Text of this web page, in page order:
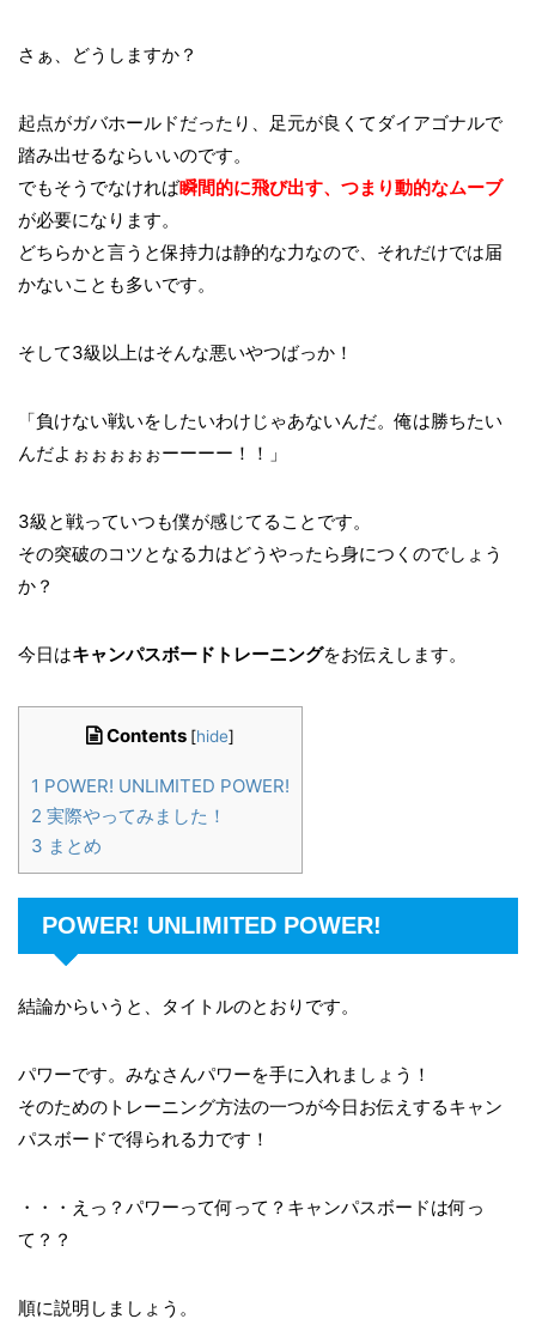
さぁ、どうしますか？
起点がガバホールドだったり、足元が良くてダイアゴナルで
踏み出せるならいいのです。
でもそうでなければ瞬間的に飛び出す、つまり動的なムーブ
が必要になります。
どちらかと言うと保持力は静的な力なので、それだけでは届
かないことも多いです。
そして3級以上はそんな悪いやつばっか！
「負けない戦いをしたいわけじゃあないんだ。俺は勝ちたい
んだよぉぉぉぉぉーーーー！！」
3級と戦っていつも僕が感じてることです。
その突破のコツとなる力はどうやったら身につくのでしょう
か？
今日はキャンパスボードトレーニングをお伝えします。
Contents [hide]
1 POWER! UNLIMITED POWER!
2 実際やってみました！
3 まとめ
POWER! UNLIMITED POWER!
結論からいうと、タイトルのとおりです。
パワーです。みなさんパワーを手に入れましょう！
そのためのトレーニング方法の一つが今日お伝えするキャン
パスボードで得られる力です！
・・・えっ？パワーって何って？キャンパスボードは何っ
て？？
順に説明しましょう。